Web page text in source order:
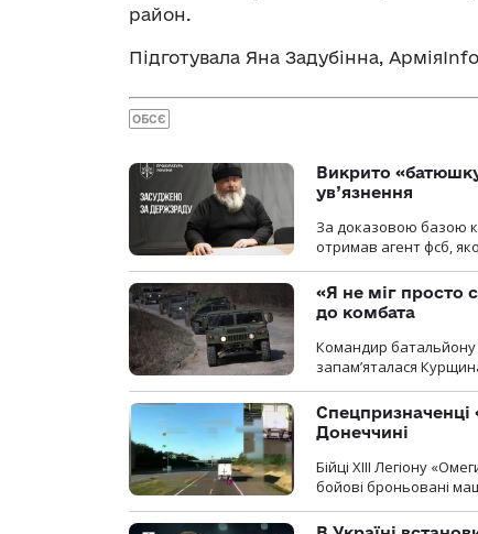
район.
Підготувала Яна Задубінна,
ОБСЄ
Викрито
ув’язнення
За доказовою базою
отримав агент фсб,
«Я не міг просто
до комбата
Командир батальйону
запам’яталася
Спецпризначенці
Донеччині
Бійці ХІІІ Легіону
бойові броньовані